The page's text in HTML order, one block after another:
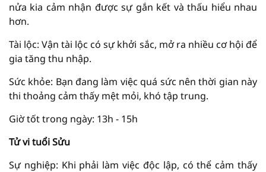
nửa kia cảm nhận được sự gắn kết và thấu hiểu nhau
hơn.
Tài lộc: Vận tài lộc có sự khởi sắc, mở ra nhiều cơ hội để
gia tăng thu nhập.
Sức khỏe: Bạn đang làm việc quá sức nên thời gian này
thi thoảng cảm thấy mệt mỏi, khó tập trung.
Giờ tốt trong ngày: 13h - 15h
Tử vi tuổi Sửu
Sự nghiệp: Khi phải làm việc độc lập, có thể cảm thấy